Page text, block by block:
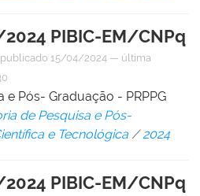
2024 PIBIC-EM/CNPq
publicado 15/04/2024 — última
e Pós- Graduação - PRPPG
de Pesquisa e Pós-
e Tecnológica /2024
2024 PIBIC-EM/CNPq